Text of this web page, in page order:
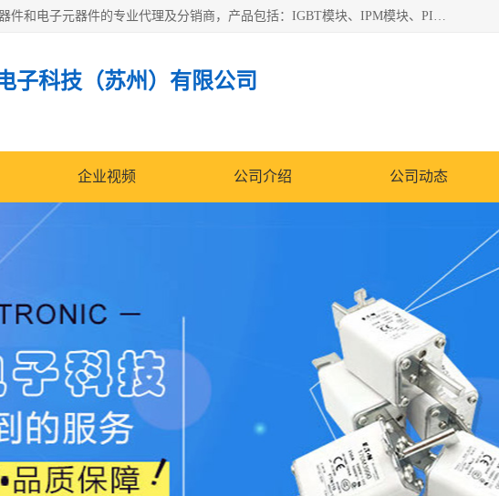
苏州沛易电子科技有限公司是一家从事电力半导体器件和电子元器件的专业代理及分销商，产品包括：IGBT模块、IPM模块、PIM模块、二极管、三极管、可控硅、整流桥、IGBT单管、IGBT电路驱动板、GTR达林顿模块、快恢复二极管、肖特基二极管、熔断器、IC集成电路、快速熔断器等。
子科技（苏州）有限公司
企业视频 公司介绍 公司动态